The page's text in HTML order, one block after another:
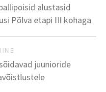
alustasid
Põlva etapi III kohaga
juunioride